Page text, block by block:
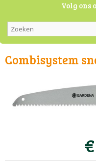
Volg ons
Combisystem
€